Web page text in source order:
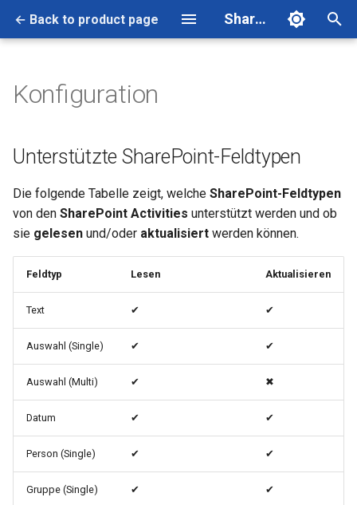
← Back to product page SharePoint Activities
o
t
s
e
Unterstützte SharePoint-
Erstellen eines Workflows mit
SharePoint Activities
Workflow erstellen
herstellen
bearbeiten
Workflow veröffentlichen
und Aktion erstellen
Entra-App-Registrierung
Konfiguration
Unterstützte SharePoint-Feldtypen
Die folgende Tabelle zeigt, welche SharePoint-Feldtypen
von den SharePoint Activities unterstützt werden und ob
sie gelesen und/oder aktualisiert werden können.
Feldtyp Lesen Aktualisieren
Text ✔ ✔
Auswahl (Single) ✔ ✔
Auswahl (Multi) ✔ ✖
Datum ✔ ✔
Person (Single) ✔ ✔
Gruppe (Single) ✔ ✔